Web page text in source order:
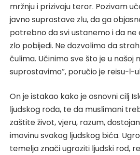
mržnju i prizivaju teror. Pozivam
javno suprostave zlu, da ga
potrebno da svi ustanemo i da ne
zlo pobijedi. Ne dozvolimo da
čulima. Učinimo sve što je u našoj
suprostavimo”, poručio je reisu-l-
On je istakao kako je osnovni cilj
ljudskog roda, te da muslimani
zaštite život, vjeru, razum,
imovinu svakog ljudskog bića.
temelja znači ugroziti ljudski rod,